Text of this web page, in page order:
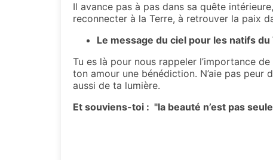
Il avance pas à pas dans sa quête
reconnecter à la Terre, à retrouver la paix
Le message du ciel pour les natifs du
Tu es là pour nous rappeler l’importance
ton amour une bénédiction. N’aie pas
aussi de ta lumière.
Et souviens-toi : "la beauté n’est pas